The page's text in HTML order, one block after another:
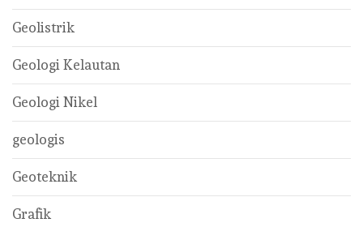
Geolistrik
Geologi Kelautan
Geologi Nikel
geologis
Geoteknik
Grafik